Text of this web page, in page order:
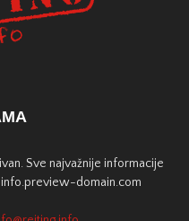
Sve najvažnije informacije
domain.com